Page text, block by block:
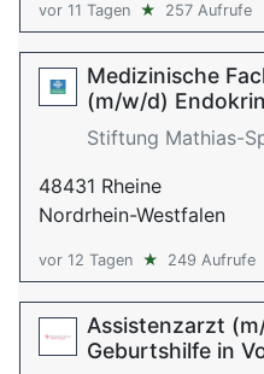
vor 11 Tagen ★ 257 Aufrufe
Medizinische
(m/w/d)
Stiftung Mathias-
48431 Rheine
Nordrhein-Westfalen
vor 12 Tagen ★ 249 Aufrufe
Assistenzarzt
Geburtshilfe in